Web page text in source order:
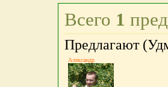
Всего 1
Предлагают
Александр